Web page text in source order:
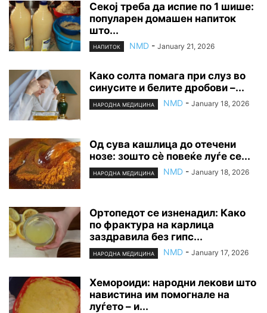
Секој треба да испие по 1 шише:
популарен домашен напиток
што...
НАПИТОК NMD - January 21, 2026
Како солта помага при слуз во
синусите и белите дробови –...
НАРОДНА МЕДИЦИНА NMD - January 18, 2026
Од сува кашлица до отечени
нозе: зошто сè повеќе луѓе се...
НАРОДНА МЕДИЦИНА NMD - January 18, 2026
Ортопедот се изненадил: Како
по фрактура на карлица
заздравила без гипс...
НАРОДНА МЕДИЦИНА NMD - January 17, 2026
Хемороиди: народни лекови што
навистина им помогнале на
луѓето – и...